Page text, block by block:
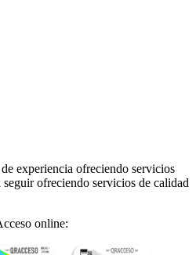
experiencia ofreciendo servicios
seguir ofreciendo servicios de calidad
online: